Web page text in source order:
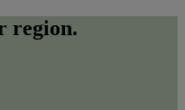
region.